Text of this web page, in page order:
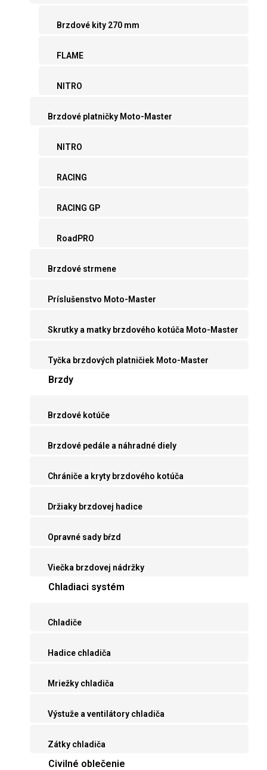
Brzdové kity 270 mm
FLAME
NITRO
Brzdové platničky Moto-Master
NITRO
RACING
RACING GP
RoadPRO
Brzdové strmene
Príslušenstvo Moto-Master
Skrutky a matky brzdového kotúča Moto-Master
Tyčka brzdových platničiek Moto-Master
Brzdy
Brzdové kotúče
Brzdové pedále a náhradné diely
Chrániče a kryty brzdového kotúča
Držiaky brzdovej hadice
Opravné sady bŕzd
Viečka brzdovej nádržky
Chladiaci systém
Chladiče
Hadice chladiča
Mriežky chladiča
Výstuže a ventilátory chladiča
Zátky chladiča
Civilné oblečenie